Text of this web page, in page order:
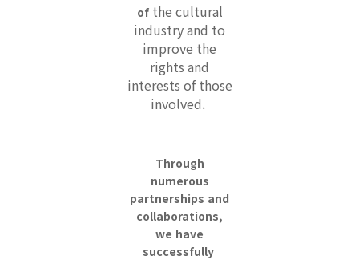
of the cultural
industry and to
improve the
rights and
interests of those
involved.
Through
numerous
partnerships and
collaborations,
we have
successfully